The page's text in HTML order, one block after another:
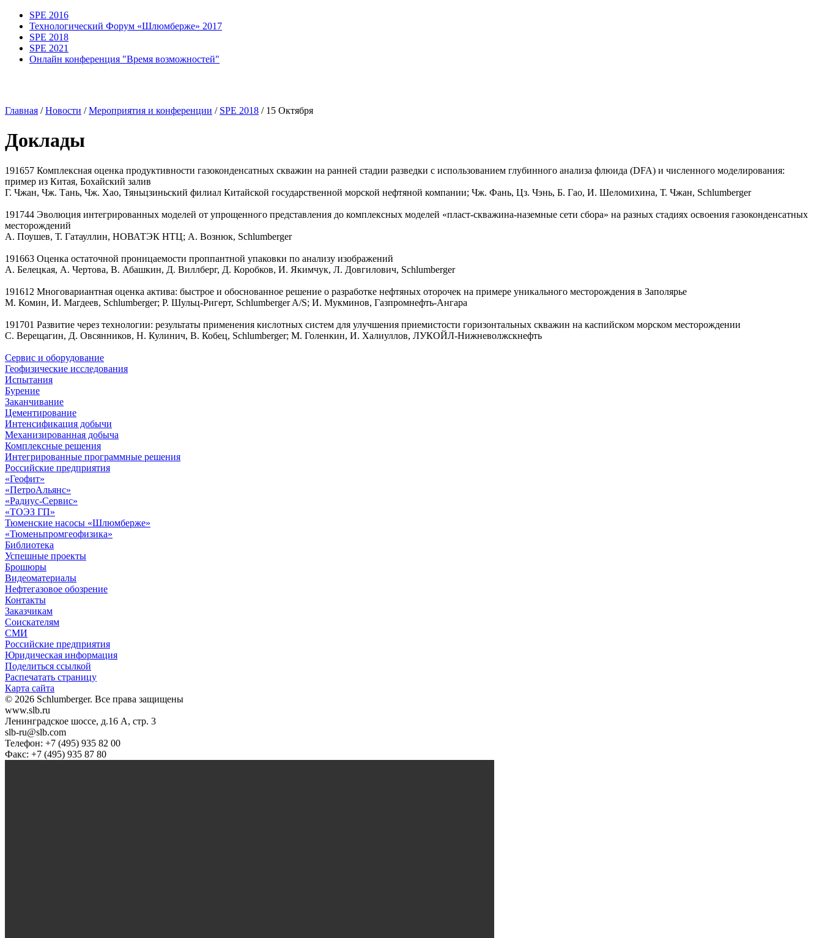
SPE 2016
Технологический Форум «Шлюмберже» 2017
SPE 2018
SPE 2021
Онлайн конференция "Время возможностей"
Главная /Новости /Мероприятия и конференции / SPE 2018 / 15 Октября
Доклады
191657 Комплексная оценка продуктивности газоконденсатных скважин на ранней стадии разведки с использованием глубинного анализа флюида (DFA) и численного моделирования:
пример из Китая, Бохайский залив
Г. Чжан, Чж. Тань, Чж. Хао, Тяньцзиньский филиал Китайской государственной морской нефтяной компании; Чж. Фань, Цз. Чэнь, Б. Гао, И. Шеломихина, Т. Чжан, Schlumberger
191744 Эволюция интегрированных моделей от упрощенного представления до комплексных моделей «пласт-скважина-наземные сети сбора» на разных стадиях освоения газоконденсатных
месторождений
А. Поушев, Т. Гатауллин, НОВАТЭК НТЦ; А. Вознюк, Schlumberger
191663 Оценка остаточной проницаемости проппантной упаковки по анализу изображений
А. Белецкая, А. Чертова, В. Абашкин, Д. Виллберг, Д. Коробков, И. Якимчук, Л. Довгилович, Schlumberger
191612 Многовариантная оценка актива: быстрое и обоснованное решение о разработке нефтяных оторочек на примере уникального месторождения в Заполярье
М. Комин, И. Магдеев, Schlumberger; Р. Шульц-Ригерт, Schlumberger A/S; И. Мукминов, Газпромнефть-Ангара
191701 Развитие через технологии: результаты применения кислотных систем для улучшения приемистости горизонтальных скважин на каспийском морском месторождении
С. Верещагин, Д. Овсянников, Н. Кулинич, В. Кобец, Schlumberger; М. Голенкин, И. Халиуллов, ЛУКОЙЛ-Нижневолжскнефть
Сервис и оборудование
Геофизические исследования
Испытания
Бурение
Заканчивание
Цементирование
Интенсификация добычи
Механизированная добыча
Комплексные решения
Интегрированные программные решения
Российские предприятия
«Геофит»
«ПетроАльянс»
«Радиус-Сервис»
«ТОЭЗ ГП»
Тюменские насосы «Шлюмберже»
«Тюменьпромгеофизика»
Библиотека
Успешные проекты
Брошюры
Видеоматериалы
Нефтегазовое обозрение
Контакты
Заказчикам
Соискателям
СМИ
Российские предприятия
Юридическая информация
Поделиться ссылкой
Распечатать страницу
Карта сайта
© 2026 Schlumberger. Все права защищены
www.slb.ru
Ленинградское шоссе, д.16 А, стр. 3
slb-ru@slb.com
Телефон: +7 (495) 935 82 00
Факс: +7 (495) 935 87 80